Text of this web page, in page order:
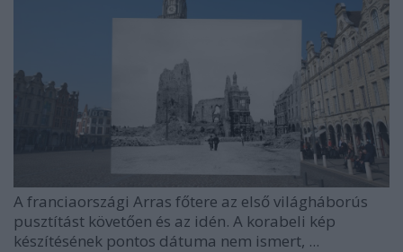
A franciaországi Arras főtere az első világháborús
pusztítást követően és az idén. A korabeli kép
készítésének pontos dátuma nem ismert, ...